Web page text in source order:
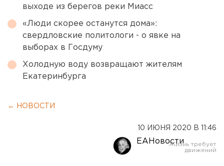
выходе из берегов реки Миасс
«Люди скорее останутся дома»:
свердловские политологи - о явке на
выборах в Госдуму
Холодную воду возвращают жителям
Екатеринбурга
← НОВОСТИ
10 ИЮНЯ 2020 В 11:46
ЕАНовости